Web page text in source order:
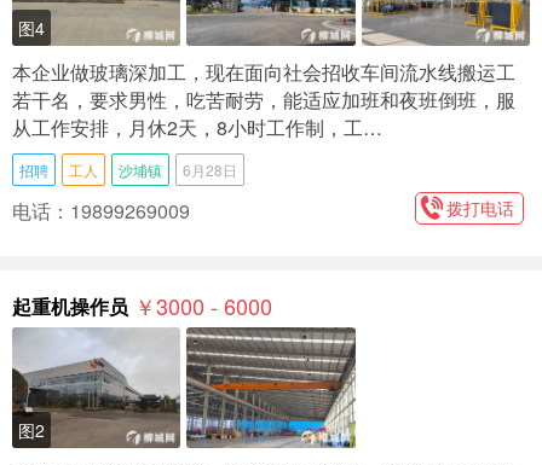
图4
本企业做玻璃深加工，现在面向社会招收车间流水线搬运工
若干名，要求男性，吃苦耐劳，能适应加班和夜班倒班，服
从工作安排，月休2天，8小时工作制，工…
招聘 工人 沙埔镇 6月28日
电话：19899269009 拨打电话
起重机操作员 ￥3000 - 6000
图2